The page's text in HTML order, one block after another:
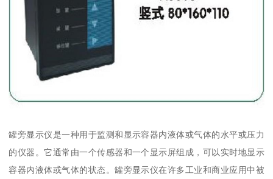
罐旁显示仪是一种用于监测和显示容器内液体或气体的水平或压力
的仪器。它通常由一个传感器和一个显示屏组成，可以实时地显示
容器内液体或气体的状态。罐旁显示仪在许多工业和商业应用中被